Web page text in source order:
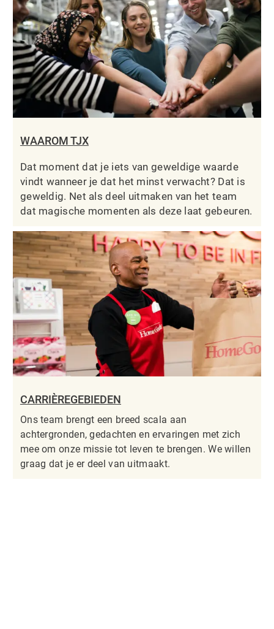
WAAROM TJX
Dat moment dat je iets van geweldige waarde
vindt wanneer je dat het minst verwacht? Dat is
geweldig. Net als deel uitmaken van het team
dat magische momenten als deze laat gebeuren.
CARRIÈREGEBIEDEN
Ons team brengt een breed scala aan
achtergronden, gedachten en ervaringen met zich
mee om onze missie tot leven te brengen. We willen
graag dat je er deel van uitmaakt.